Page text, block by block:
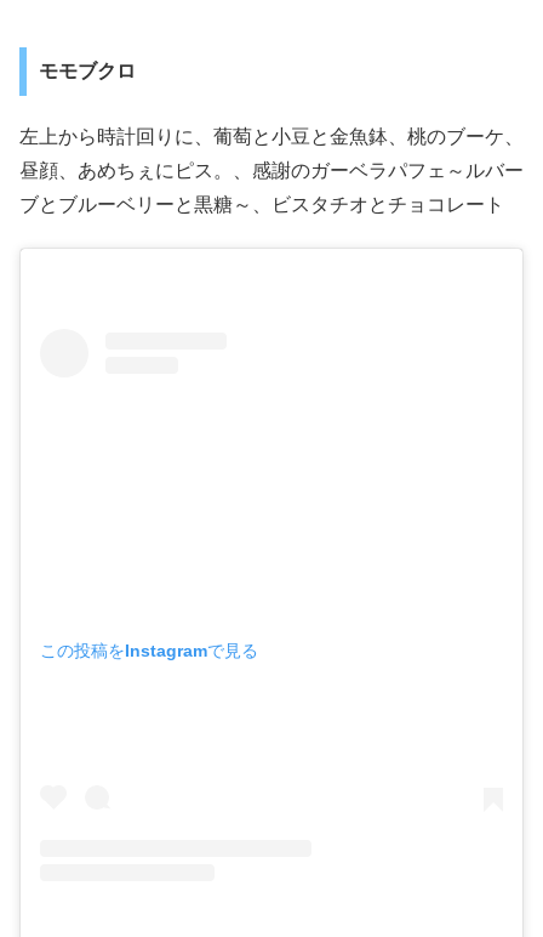
モモブクロ
左上から時計回りに、葡萄と小豆と金魚鉢、桃のブーケ、
昼顔、あめちぇにピス。、感謝のガーベラパフェ～ルバー
ブとブルーベリーと黒糖～、ビスタチオとチョコレート
この投稿をInstagramで見る